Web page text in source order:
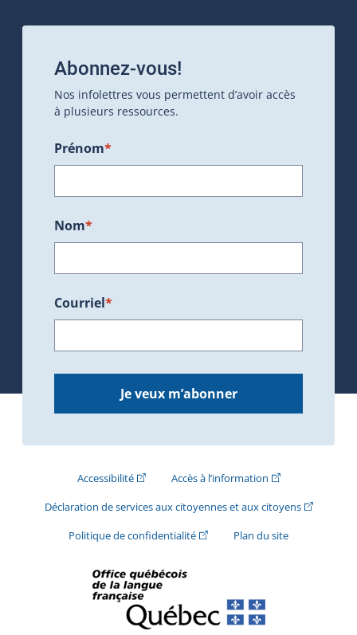
Abonnez-vous!
Nos infolettres vous permettent d’avoir accès
à plusieurs ressources.
Prénom*
Nom*
Courriel*
Je veux m’abonner
Accessibilité(Cet hyperlien externe s'ouvrira dans une
Accès à l’information(Cet hyperlien
Déclaration de services aux citoyennes et aux citoyens(Cet
Politique de confidentialité(Cet hyperlien externe s'ouvrira
Plan du site